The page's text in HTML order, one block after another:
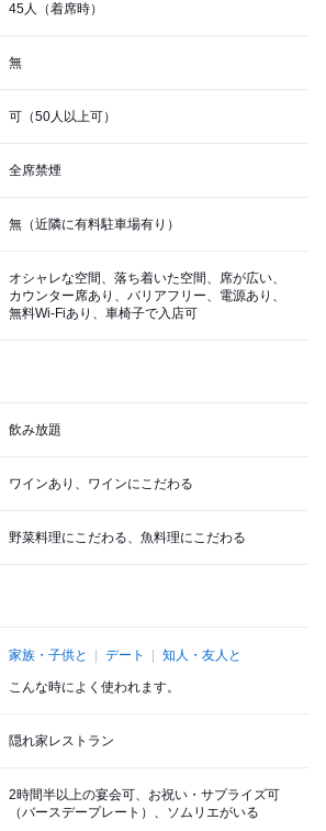
45人（着席時）
無
可（50人以上可）
全席禁煙
無（近隣に有料駐車場有り）
オシャレな空間、落ち着いた空間、席が広い、
カウンター席あり、バリアフリー、電源あり、
無料Wi-Fiあり、車椅子で入店可
飲み放題
ワインあり、ワインにこだわる
野菜料理にこだわる、魚料理にこだわる
家族・子供と デート 知人・友人と
こんな時によく使われます。
隠れ家レストラン
2時間半以上の宴会可、お祝い・サプライズ可
（バースデープレート）、ソムリエがいる